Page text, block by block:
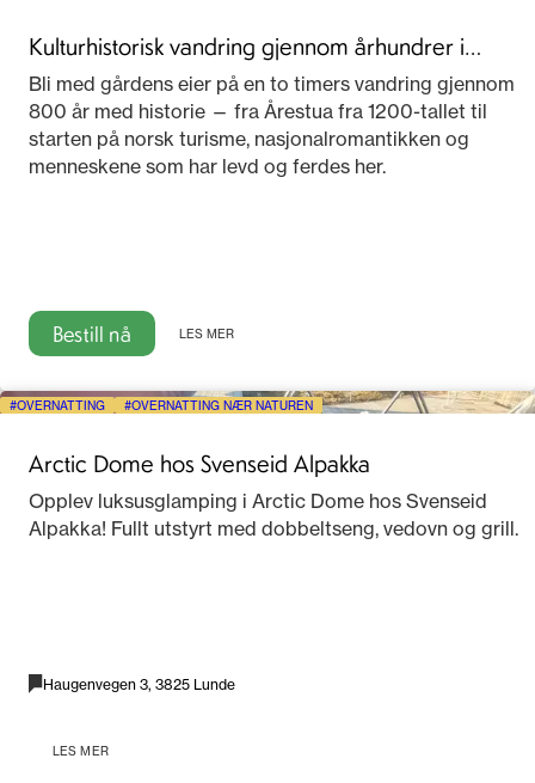
Kulturhistorisk vandring gjennom århundrer i
Telemark
Bli med gårdens eier på en to timers vandring gjennom
800 år med historie — fra Årestua fra 1200-tallet til
starten på norsk turisme, nasjonalromantikken og
menneskene som har levd og ferdes her.
Bestill nå LES MER
OVERNATTING OVERNATTING NÆR NATUREN
Arctic Dome hos Svenseid Alpakka
Opplev luksusglamping i Arctic Dome hos Svenseid
Alpakka! Fullt utstyrt med dobbeltseng, vedovn og grill.
Haugenvegen 3, 3825 Lunde
LES MER